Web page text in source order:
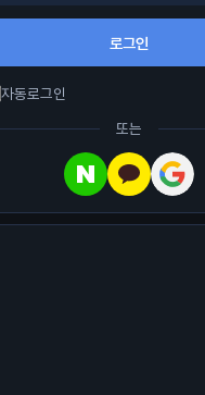
로그인
자동로그인
또는